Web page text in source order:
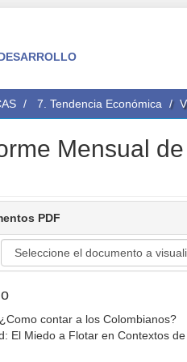
7. Tendencia Económica
Mensual
PDF
contar a los Colombianos?
El Miedo a Flotar en Contextos